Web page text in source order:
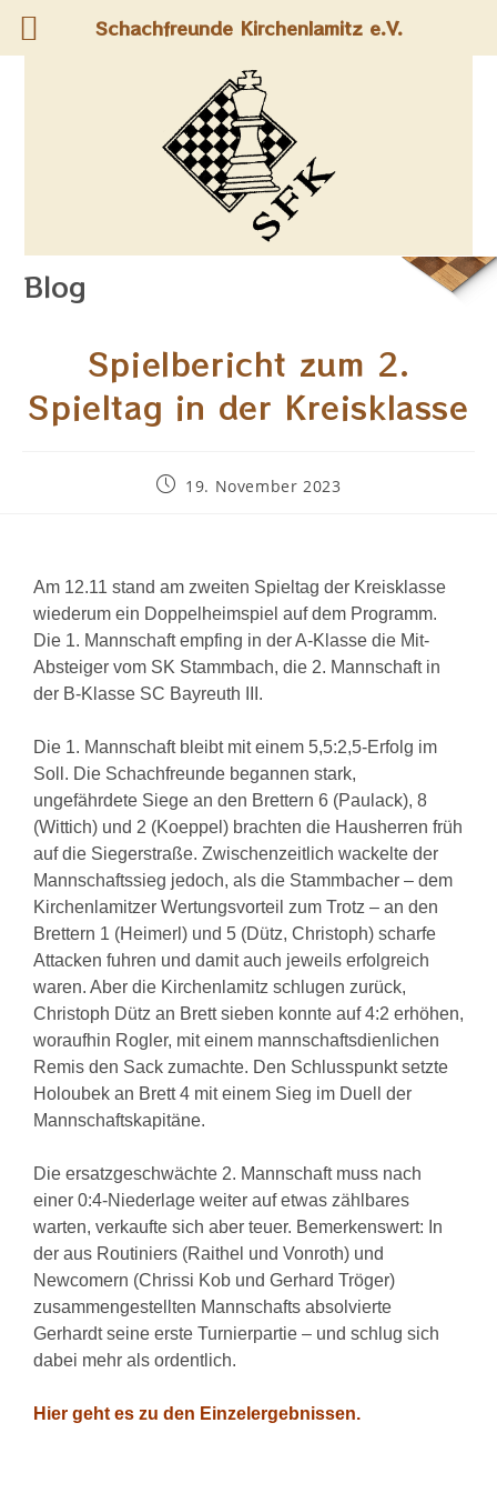
Blog
Spielbericht zum 2.
Spieltag in der Kreisklasse
19. November 2023
Am 12.11 stand am zweiten Spieltag der Kreisklasse
wiederum ein Doppelheimspiel auf dem Programm.
Die 1. Mannschaft empfing in der A-Klasse die Mit-
Absteiger vom SK Stammbach, die 2. Mannschaft in
der B-Klasse SC Bayreuth III.
Die 1. Mannschaft bleibt mit einem 5,5:2,5-Erfolg im
Soll. Die Schachfreunde begannen stark,
ungefährdete Siege an den Brettern 6 (Paulack), 8
(Wittich) und 2 (Koeppel) brachten die Hausherren früh
auf die Siegerstraße. Zwischenzeitlich wackelte der
Mannschaftssieg jedoch, als die Stammbacher – dem
Kirchenlamitzer Wertungsvorteil zum Trotz – an den
Brettern 1 (Heimerl) und 5 (Dütz, Christoph) scharfe
Attacken fuhren und damit auch jeweils erfolgreich
waren. Aber die Kirchenlamitz schlugen zurück,
Christoph Dütz an Brett sieben konnte auf 4:2 erhöhen,
woraufhin Rogler, mit einem mannschaftsdienlichen
Remis den Sack zumachte. Den Schlusspunkt setzte
Holoubek an Brett 4 mit einem Sieg im Duell der
Mannschaftskapitäne.
Die ersatzgeschwächte 2. Mannschaft muss nach
einer 0:4-Niederlage weiter auf etwas zählbares
warten, verkaufte sich aber teuer. Bemerkenswert: In
der aus Routiniers (Raithel und Vonroth) und
Newcomern (Chrissi Kob und Gerhard Tröger)
zusammengestellten Mannschafts absolvierte
Gerhardt seine erste Turnierpartie – und schlug sich
dabei mehr als ordentlich.
Hier geht es zu den Einzelergebnissen.
Schachfreunde Kirchenlamitz e.V.